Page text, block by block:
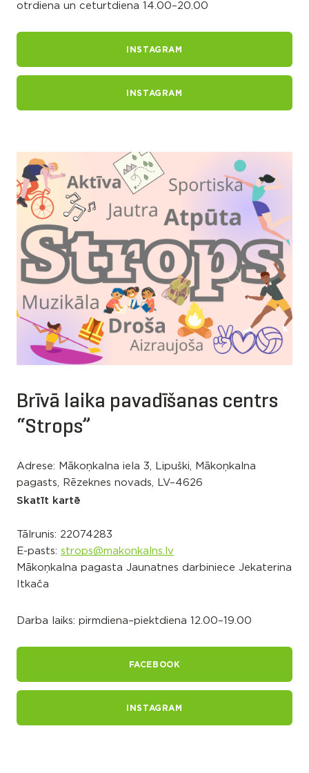
otrdiena un ceturtdiena 14.00–20.00
INSTAGRAM
INSTAGRAM
Brīvā laika pavadīšanas centrs
“Strops”
Adrese: Mākoņkalna iela 3, Lipuški, Mākoņkalna
pagasts, Rēzeknes novads, LV–4626
Skatīt kartē
Tālrunis: 22074283
E-pasts: strops@makonkalns.lv
Mākoņkalna pagasta Jaunatnes darbiniece Jekaterina
Itkača
Darba laiks: pirmdiena–piektdiena 12.00–19.00
FACEBOOK
INSTAGRAM